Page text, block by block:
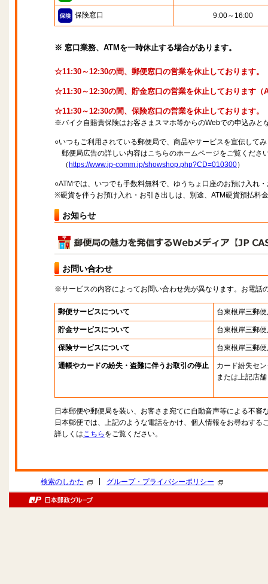
保険窓口 9:00～16:00
※ 窓口業務、ATMを一時休止する場合があります。
☆11:30～12:30の間、郵便窓口の営業を休止しております。
☆11:30～12:30の間、貯金窓口の営業を休止しております（
☆11:30～12:30の間、保険窓口の営業を休止しております。
※バイク自賠責保険はお客さまスマホ等からのWebでの申込みと
○いつもご利用されている郵便局で、商品やサービスを宣伝して
郵便局広告の詳しい内容はこちらのホームページをご覧くださ
（ https://www.jp-comm.jp/showshop.php?CD=010300）
○ATMでは、いつでも手数料無料で、ゆうちょ口座のお預け入れ
※硬貨を伴うお預け入れ・お引き出しは、別途、ATM硬貨預払料
お知らせ
お問い合わせ
※サービスの内容によってお問い合わせ先が異なります。お電話
郵便サービスについて 台東根岸三郵
貯金サービスについて 台東根岸三郵
保険サービスについて 台東根岸三郵
通帳やカードの紛失・盗難に伴うお取引の停止
カード紛失セ
または上記店舗
日本郵便や郵便局を装い、お客さま宛てに自動音声等による不審
日本郵便では、上記のような電話をかけ、個人情報をお尋ねする
詳しくはこちら をご覧ください。
検索のしかた グループ・プライバシーポリシー